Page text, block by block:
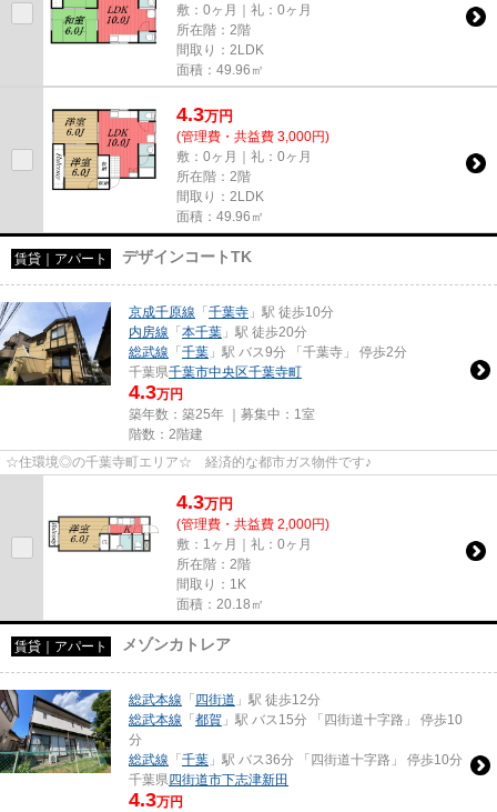
敷：0ヶ月｜礼：0ヶ月
所在階：2階
間取り：2LDK
面積：49.96㎡
4.3万円
(管理費・共益費 3,000円)
敷：0ヶ月｜礼：0ヶ月
所在階：2階
間取り：2LDK
面積：49.96㎡
賃貸｜アパート デザインコートTK
京成千原線 「千葉寺 」駅 徒歩10分
内房線 「本千葉 」駅 徒歩20分
総武線 「千葉 」駅 バス9分 「千葉寺」 停歩2分
千葉県千葉市中央区千葉寺町
4.3万円
築年数：築25年 ｜募集中： 1室
階数：2階建
☆住環境◎の千葉寺町エリア☆ 経済的な都市ガス物件です♪
4.3万円
(管理費・共益費 2,000円)
敷：1ヶ月｜礼：0ヶ月
所在階：2階
間取り：1K
面積：20.18㎡
賃貸｜アパート メゾンカトレア
総武本線 「四街道 」駅 徒歩12分
総武本線 「都賀 」駅 バス15分 「四街道十字路」 停歩10
分
総武線 「千葉 」駅 バス36分 「四街道十字路」 停歩10分
千葉県四街道市下志津新田
4.3万円